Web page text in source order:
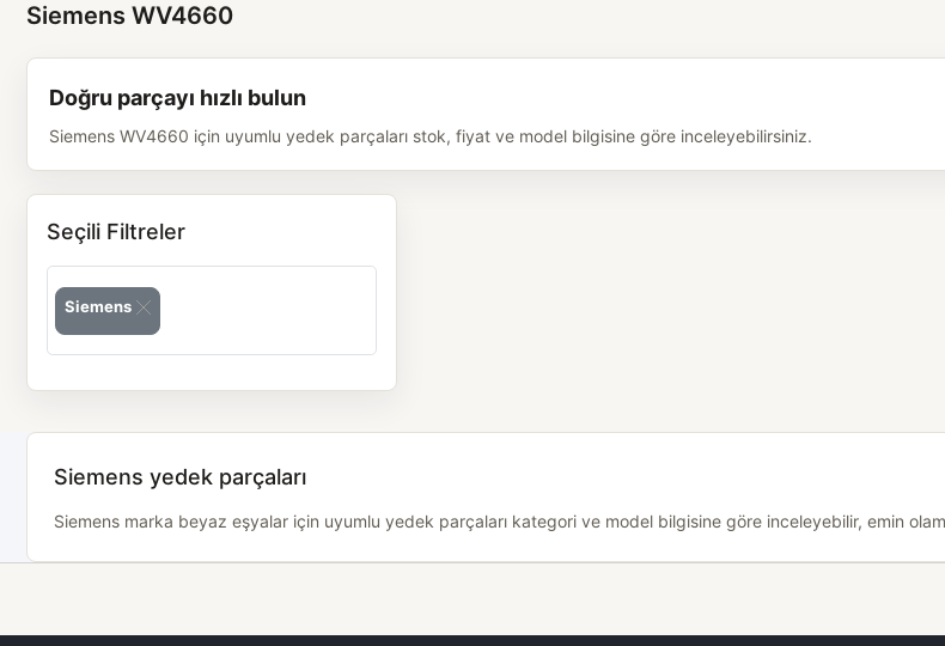
Siemens WV4660
Doğru parçayı hızlı bulun
Siemens WV4660 için uyumlu yedek parçaları stok, fiyat ve model bilgisine göre inceleyebilirsiniz.
Seçili Filtreler
Siemens
Siemens yedek parçaları
Siemens marka beyaz eşyalar için uyumlu yedek parçaları kategori ve model bilgisine göre inceleyebilir, emin